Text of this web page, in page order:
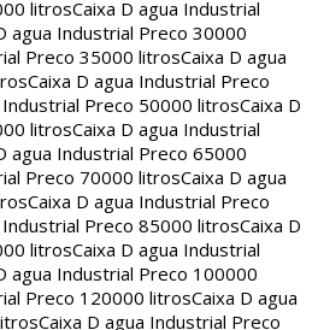
litrosCaixa D agua Industrial
agua Industrial Preco 30000
Preco 35000 litrosCaixa D agua
Caixa D agua Industrial Preco
Industrial Preco 50000 litrosCaixa D
litrosCaixa D agua Industrial
agua Industrial Preco 65000
Preco 70000 litrosCaixa D agua
Caixa D agua Industrial Preco
Industrial Preco 85000 litrosCaixa D
litrosCaixa D agua Industrial
agua Industrial Preco 100000
Preco 120000 litrosCaixa D agua
Caixa D agua Industrial Preco